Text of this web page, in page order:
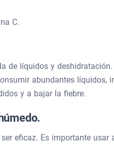
C.
de líquidos y deshidratación.
abundantes líquidos,
y a bajar la fiebre.
eficaz. Es importante usar